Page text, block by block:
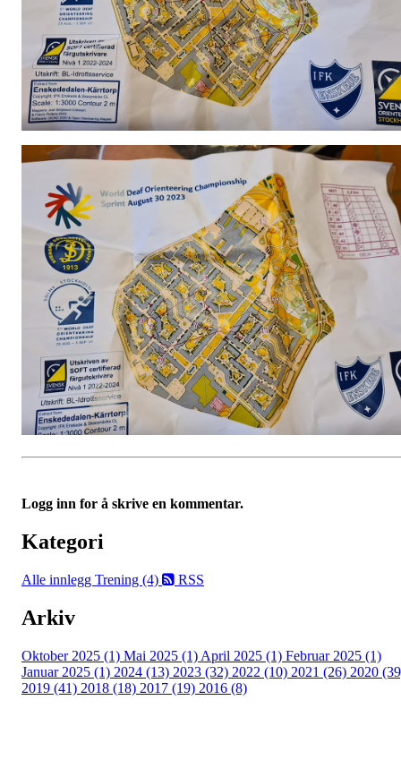
Logg inn for å skrive en kommentar.
Kategori
Alle innlegg Trening (4) RSS
Arkiv
Oktober 2025 (1) Mai 2025 (1) April 2025 (1) Februar 2025 (1)
Januar 2025 (1) 2024 (13) 2023 (32) 2022 (10) 2021 (26) 2020
2019 (41) 2018 (18) 2017 (19) 2016 (8)